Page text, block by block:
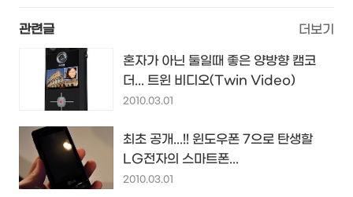
관련글 더보기
혼자가 아닌 둘일때 좋은 양방향 캠코
더... 트윈 비디오(Twin Video)
2010.03.01
최초 공개...!! 윈도우폰 7으로 탄생할
LG전자의 스마트폰...
2010.03.01